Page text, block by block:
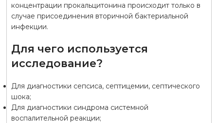
концентрации прокальцитонина происходит только в
случае присоединения вторичной бактериальной
инфекции.
Для чего используется
исследование?
Для диагностики сепсиса, септицемии, септического
шока;
Для диагностики синдрома системной
воспалительной реакции;